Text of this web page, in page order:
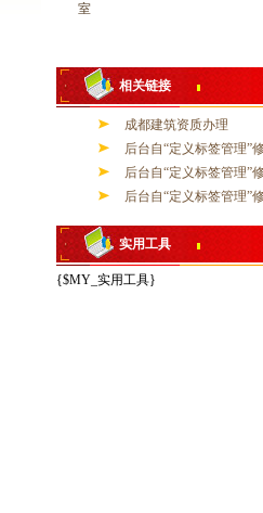
室
相关链接
成都建筑资质办理
后台自“定义标签管理”
后台自“定义标签管理”
后台自“定义标签管理”
实用工具
{$MY_实用工具}